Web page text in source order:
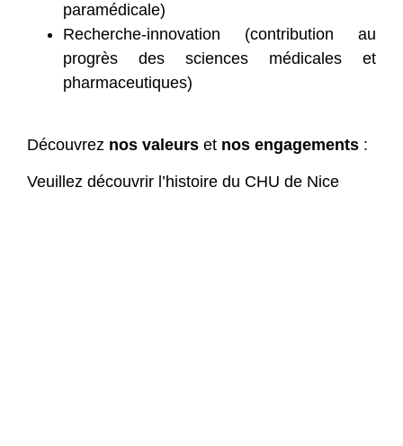
paramédicale)
Recherche-innovation (contribution au
progrès des sciences médicales et
pharmaceutiques)
Découvrez nos valeurs et nos engagements :
Veuillez découvrir l’histoire du CHU de Nice